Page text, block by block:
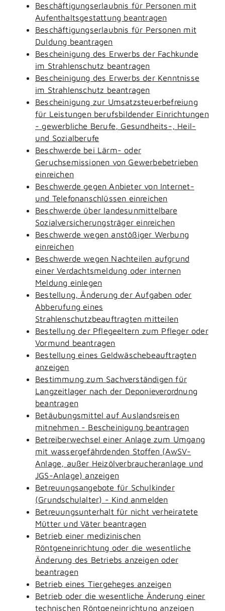
Beschäftigungserlaubnis für Personen mit
Aufenthaltsgestattung beantragen
Beschäftigungserlaubnis für Personen mit
Duldung beantragen
Bescheinigung des Erwerbs der Fachkunde
im Strahlenschutz beantragen
Bescheinigung des Erwerbs der Kenntnisse
im Strahlenschutz beantragen
Bescheinigung zur Umsatzsteuerbefreiung
für Leistungen berufsbildender Einrichtungen
- gewerbliche Berufe, Gesundheits-, Heil-
und Sozialberufe
Beschwerde bei Lärm- oder
Geruchsemissionen von Gewerbebetrieben
einreichen
Beschwerde gegen Anbieter von Internet-
und Telefonanschlüssen einreichen
Beschwerde über landesunmittelbare
Sozialversicherungsträger einreichen
Beschwerde wegen anstößiger Werbung
einreichen
Beschwerde wegen Nachteilen aufgrund
einer Verdachtsmeldung oder internen
Meldung einlegen
Bestellung, Änderung der Aufgaben oder
Abberufung eines
Strahlenschutzbeauftragten mitteilen
Bestellung der Pflegeeltern zum Pfleger oder
Vormund beantragen
Bestellung eines Geldwäschebeauftragten
anzeigen
Bestimmung zum Sachverständigen für
Langzeitlager nach der Deponieverordnung
beantragen
Betäubungsmittel auf Auslandsreisen
mitnehmen - Bescheinigung beantragen
Betreiberwechsel einer Anlage zum Umgang
mit wassergefährdenden Stoffen (AwSV-
Anlage, außer Heizölverbraucheranlage und
JGS-Anlage) anzeigen
Betreuungsangebote für Schulkinder
(Grundschulalter) - Kind anmelden
Betreuungsunterhalt für nicht verheiratete
Mütter und Väter beantragen
Betrieb einer medizinischen
Röntgeneinrichtung oder die wesentliche
Änderung des Betriebs anzeigen oder
beantragen
Betrieb eines Tiergeheges anzeigen
Betrieb oder die wesentliche Änderung einer
technischen Röntgeneinrichtung anzeigen